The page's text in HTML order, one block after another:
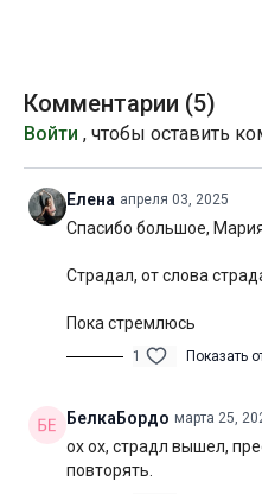
также можете ставить видео
поработать с
Желаю вам продуктивной
Уровень подготовки:
функционального тренинга
Оборудование:йога-блоки и
Продолжительность:
Комментарии (5)
Войти , чтобы оставить
Елена апреля 03, 2025
Спасибо большое,
Страдал, от слова
Пока стремлюсь
1 Показать
БелкаБордо марта 25,
ох ох, страдл вышел,
повторять.